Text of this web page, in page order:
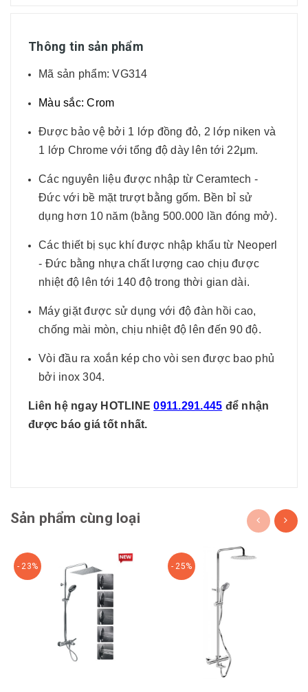
Thông tin sản phẩm
Mã sản phẩm: VG314
Màu sắc: Crom
Được bảo vệ bởi 1 lớp đồng đỏ, 2 lớp niken và
1 lớp Chrome với tổng độ dày lên tới 22μm.
Các nguyên liệu được nhập từ Ceramtech -
Đức với bề mặt trượt bằng gốm. Bền bỉ sử
dụng hơn 10 năm (bằng 500.000 lần đóng mở).
Các thiết bị sục khí được nhập khẩu từ Neoperl
- Đức bằng nhựa chất lượng cao chịu được
nhiệt độ lên tới 140 độ trong thời gian dài.
Máy giặt được sử dụng với độ đàn hồi cao,
chống mài mòn, chịu nhiệt độ lên đến 90 độ.
Vòi đầu ra xoắn kép cho vòi sen được bao phủ
bởi inox 304.
Liên hệ ngay HOTLINE0911.291.445 để nhận
được báo giá tốt nhất.
Sản phẩm cùng loại
- 23% - 25%